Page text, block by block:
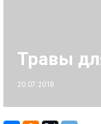
Травы
20.07.2018